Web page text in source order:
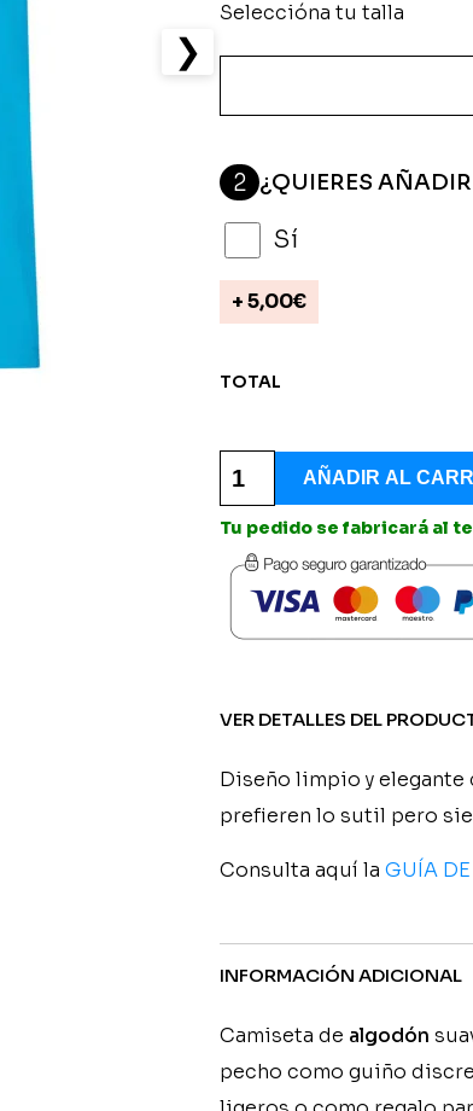
❯
Seleccióna tu talla
2 ¿QUIERES
Sí
+5,00€
TOTAL
Camiseta
Personalizada
-
Depordima
Basket
cantidad
AÑADIR AL
Tu pedido se fabricará al
VER DETALLES DEL
Diseño limpio y
prefieren lo sutil pero
Consulta aquí la GUÍA
INFORMACIÓN ADICIONAL
Camiseta de algodón
pecho como guiño